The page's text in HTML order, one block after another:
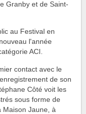
Granby et de Saint-
au Festival en
l'année
ACI.
contact avec le
de son
Côté voit les
sous forme de
Maison Jaune, à